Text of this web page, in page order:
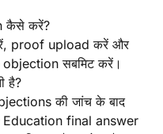
कैसे करें?
proof upload करें और
objection सबमिट करें।
है?
की जांच के बाद
final answer